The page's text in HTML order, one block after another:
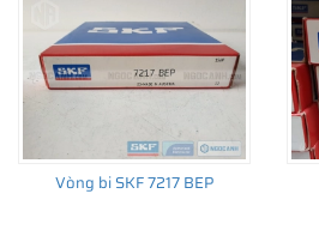
Vòng bi SKF 7217 BEP